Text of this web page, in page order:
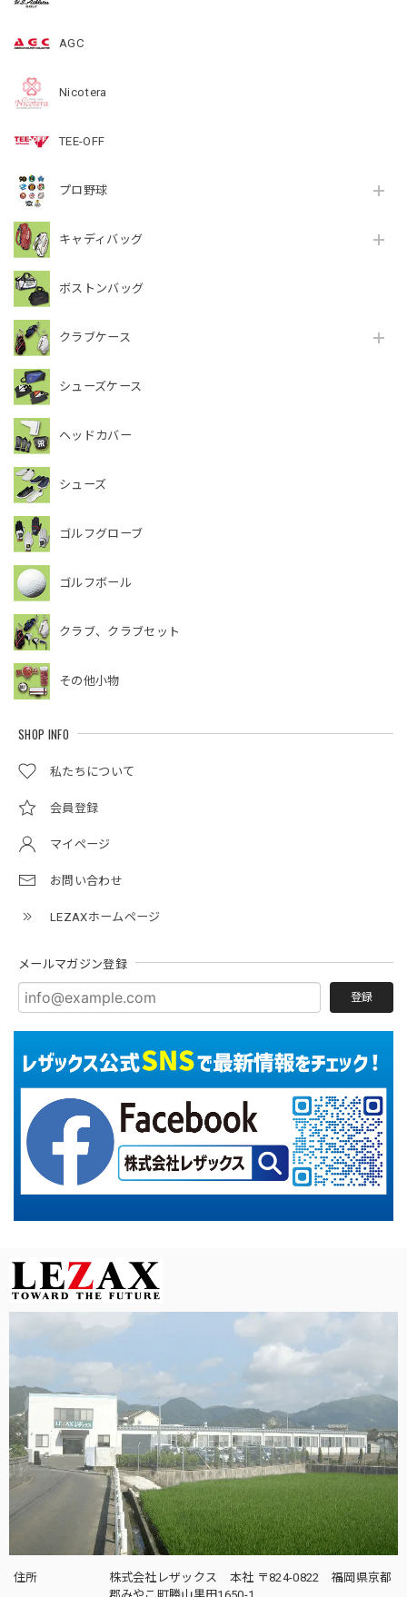
AGC
Nicotera
TEE-OFF
プロ野球
キャディバッグ
ボストンバッグ
クラブケース
シューズケース
ヘッドカバー
シューズ
ゴルフグローブ
ゴルフボール
クラブ、クラブセット
その他小物
SHOP INFO
私たちについて
会員登録
マイページ
お問い合わせ
LEZAXホームページ
メールマガジン登録
登録
住所
株式会社レザックス 本社 〒824-0822 福岡県京都